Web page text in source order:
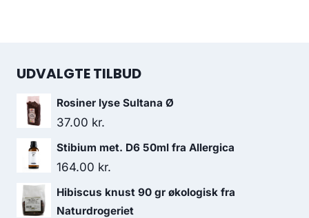
UDVALGTE TILBUD
Rosiner lyse Sultana Ø
37.00 kr.
Stibium met. D6 50ml fra Allergica
164.00 kr.
Hibiscus knust 90 gr økologisk fra
Naturdrogeriet